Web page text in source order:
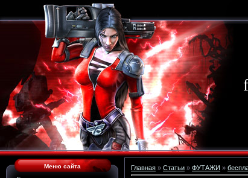
Меню сайта Главная » Статьи » ФУТАЖИ »